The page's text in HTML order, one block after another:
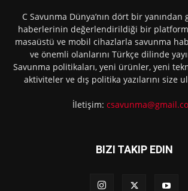
C Savunma Dünya’nın dört bir yanından
haberlerinin değerlendirildiği bir
masaüstü ve mobil cihazlarla savunma
ve önemli olanlarını Türkçe dilinde
Savunma politikaları, yeni ürünler, yeni
aktiviteler ve dış politika yazılarını size
İletişim:
BIZI TAKIP EDIN